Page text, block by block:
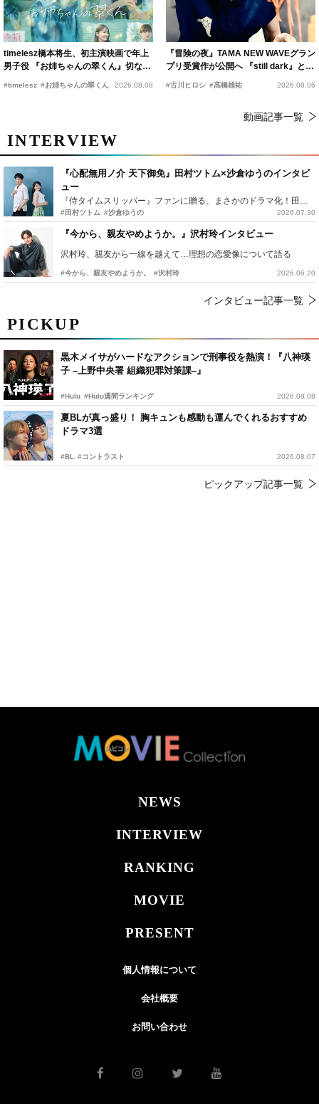
PICKUP
黒木メイサがハードなアクションで刑事役を熱演！『八神瑛
子 –上野中央署 組織犯罪対策課–』
#Hulu #Hulu週間ランキング 2026.08.08
夏BLが真っ盛り！ 胸キュンも感動も運んでくれるおすすめ
ドラマ3選
#BL #コントラスト 2026.08.07
ピックアップ記事一覧
timelesz橋本将生、初主演映画で年上
男子役 『お姉ちゃんの翠くん』切ない
恋の幕開けを予感
#timelesz #お姉ちゃんの翠くん 2026.08.08
『冒険の夜』TAMA NEW WAVEグラン
プリ受賞作が公開へ 『still dark』と同
時上映決定
#古川ヒロシ #髙橋雄祐 2026.08.06
動画記事一覧
INTERVIEW
『心配無用ノ介 天下御免』田村ツトム×沙倉ゆうのインタビ
ュー
#田村ツトム #沙倉ゆうの 2026.07.30
『今から、親友やめようか。』沢村玲インタビュー
沢村玲、親友から一線を越えて…理想の恋愛像について語る
#今から、親友やめようか。 #沢村玲 2026.06.20
インタビュー記事一覧
NEWS
INTERVIEW
RANKING
MOVIE
PRESENT
個人情報について
会社概要
お問い合わせ